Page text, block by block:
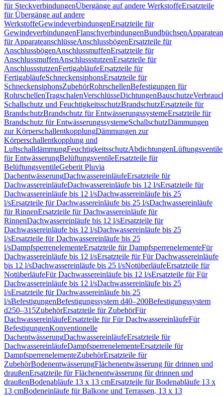
für SteckverbindungenÜbergänge auf andere WerkstoffeErsatzteile
für Übergänge auf andere
WerkstoffeGewindeverbindungenErsatzteile für
GewindeverbindungenFlanschverbindungenBundbüchsen
für ApparateanschlüsseAnschlussbögenErsatzteile für
AnschlussbögenAnschlussmuffenErsatzteile für
AnschlussmuffenAnschlussstutzenErsatzteile für
AnschlussstutzenFertigabläufeErsatzteile für
FertigabläufeSchneckensiphonsErsatzteile für
SchneckensiphonsZubehörRohrschellenBefestigungen für
RohrschellenTragschalenVerschlüsseDichtungenBauschutze
Schallschutz und FeuchtigkeitsschutzBrandschutzErsatzteile für
BrandschutzBrandschutz für EntwässerungssystemeErsatzteile für
Brandschutz für EntwässerungssystemeSchallschutzDämmungen
zur KörperschallentkopplungDämmungen zur
Körperschallentkopplung und
LuftschalldämmungFeuchtigkeitsschutzAbdichtungenLüftungsventile
für EntwässerungBelüftungsventileErsatzteile für
BelüftungsventileGeberit Pluvia
DachentwässerungDachwassereinläufeErsatzteile für
DachwassereinläufeDachwassereinläufe bis 12 l/sErsatzteile für
Dachwassereinläufe bis 12 l/sDachwassereinläufe bis 25
l/sErsatzteile für Dachwassereinläufe bis 25 l/sDachwassereinläufe
für RinnenErsatzteile für Dachwassereinläufe für
RinnenDachwassereinläufe bis 12 l/sErsatzteile für
Dachwassereinläufe bis 12 l/sDachwassereinläufe bis 25
l/sErsatzteile für Dachwassereinläufe bis 25
l/sDampfsperrenelementeErsatzteile für DampfsperrenelementeFür
Dachwassereinläufe bis 12 l/sErsatzteile für Für Dachwassereinläufe
bis 12 l/sDachwassereinläufe bis 25 l/sNotüberläufeErsatzteile für
NotüberläufeFür Dachwassereinläufe bis 12 l/sErsatzteile für Für
Dachwassereinläufe bis 12 l/sDachwassereinläufe bis 25
l/sErsatzteile für Dachwassereinläufe bis 25
l/sBefestigungenBefestigungssystem d40–200Befestigungssystem
d250–315ZubehörErsatzteile für ZubehörFür
DachwassereinläufeErsatzteile für Für DachwassereinläufeFür
BefestigungenKonventionelle
DachentwässerungDachwassereinläufeErsatzteile für
DachwassereinläufeDampfsperrenelementeErsatzteile für
DampfsperrenelementeZubehörErsatzteile für
ZubehörBodenentwässerungFlächenentwässerung für drinnen und
draußenErsatzteile für Flächenentwässerung für drinnen und
draußenBodenabläufe 13 x 13 cmErsatzteile für Bodenabläufe 13 x
13 cmBodeneinläufe für Balkone und Terrassen, 13 x 13